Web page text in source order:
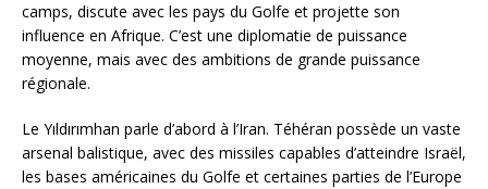
camps, discute avec les pays du Golfe et projette son
influence en Afrique. C’est une diplomatie de puissance
moyenne, mais avec des ambitions de grande puissance
régionale.
Le Yıldırımhan parle d’abord à l’Iran. Téhéran possède un vaste
arsenal balistique, avec des missiles capables d’atteindre Israël,
les bases américaines du Golfe et certaines parties de l’Europe